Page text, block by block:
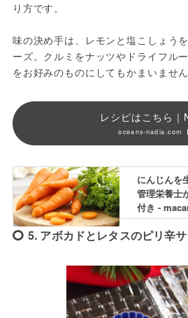
り方です。
味の決め手は、レモンと塩こしょう
ーズ。クルミをナッツやドライフル
をお好みのものにしてもかまいません
レシピはこちら｜
oceans-nadia.com
にんじんを
管理栄養士
付き -
5. アボカドとレタスのピリ辛